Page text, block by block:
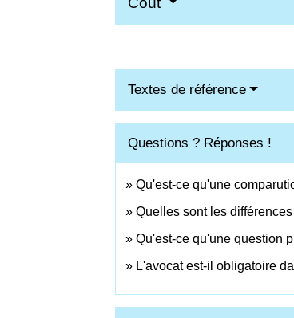
Textes de référence
Questions ? Réponses !
Qu'est-ce qu'une
Quelles sont les
Qu'est-ce qu'une question
L'avocat est-il obligatoire